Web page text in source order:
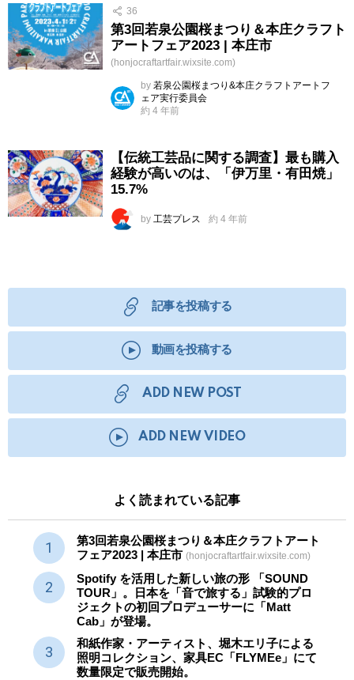
36
第3回若泉公園桜まつり＆本庄クラフト
アートフェア2023 | 本庄市
(honjocraftartfair.wixsite.com)
by 若泉公園桜まつり&本庄クラフトアートフ
ェア実行委員会
約 4 年前
【伝統工芸品に関する調査】最も購入
経験が高いのは、「伊万里・有田焼」
15.7%
by 工芸プレス 約 4 年前
記事を投稿する
動画を投稿する
ADD NEW POST
ADD NEW VIDEO
よく読まれている記事
第3回若泉公園桜まつり＆本庄クラフトアート
フェア2023 | 本庄市 (honjocraftartfair.wixsite.com)
Spotify を活用した新しい旅の形 「SOUND
TOUR」。日本を「音で旅する」試験的プロ
ジェクトの初回プロデューサーに「Matt
Cab」が登場。
和紙作家・アーティスト、堀木エリ子による
照明コレクション、家具EC「FLYMEe」にて
数量限定で販売開始。